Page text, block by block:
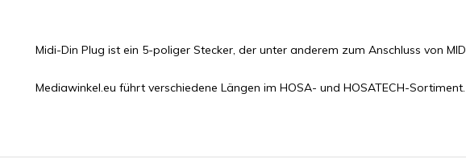
Midi-Din Plug ist ein 5-poliger Stecker, der unter anderem zum Anschluss von
Mediawinkel.eu führt verschiedene Längen im HOSA- und HOSATECH-Sortiment.